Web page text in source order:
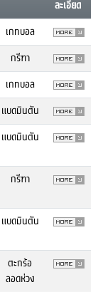
ละเอียด
เกทบอล
กรีฑา
เกทบอล
แบดมินตัน
แบดมินตัน
กรีฑา
แบดมินตัน
ตะกร้อ
ลอดห่วง